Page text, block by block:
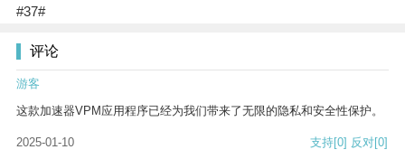
#37#
评论
游客
这款加速器VPM应用程序已经为我们带来了无限的隐私和安全性保护。
2025-01-10 支持[0] 反对[0]